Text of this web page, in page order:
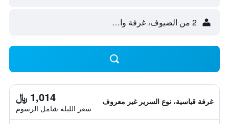
2 من الضيوف، غرفة واحدة
غرفة قياسية، نوع السرير غير معروف 1,014 ﷼
سعر الليلة شامل الرسوم